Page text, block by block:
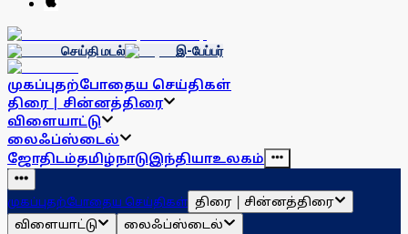
செய்தி மடல் இ-பேப்பர்
முகப்புதற்போதைய செய்திகள்
திரை | சின்னத்திரை
விளையாட்டு
லைஃப்ஸ்டைல்
ஜோதிடம்தமிழ்நாடுஇந்தியாஉலகம்
முகப்புதற்போதைய செய்திகள் திரை | சின்னத்திரை
விளையாட்டு
லைஃப்ஸ்டைல்